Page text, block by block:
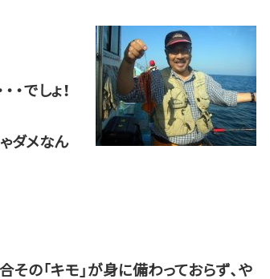
でしょ！
ダメなん
の「キモ」が身に備わっておらず、や